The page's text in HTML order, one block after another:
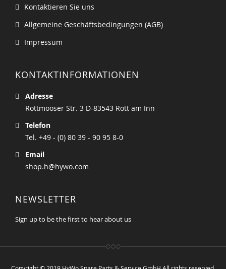
Kontaktieren Sie uns
Allgemeine Geschäftsbedingungen (AGB)
Impressum
KONTAKTINFORMATIONEN
Adresse
Rottmooser Str. 3 D-83543 Rott am Inn
Telefon
Tel. +49 - (0) 80 39 - 90 95 8-0
Email
shop.h@hywo.com
NEWSLETTER
Sign up to be the first to hear about us